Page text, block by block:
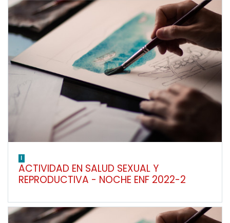
I
ACTIVIDAD EN SALUD SEXUAL Y
REPRODUCTIVA - NOCHE ENF 2022-2